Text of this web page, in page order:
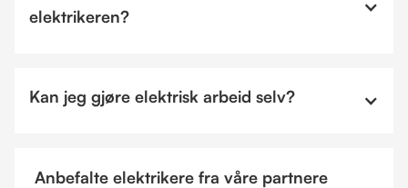
elektrikeren?
Kan jeg gjøre elektrisk arbeid selv?
Anbefalte elektrikere fra våre partnere